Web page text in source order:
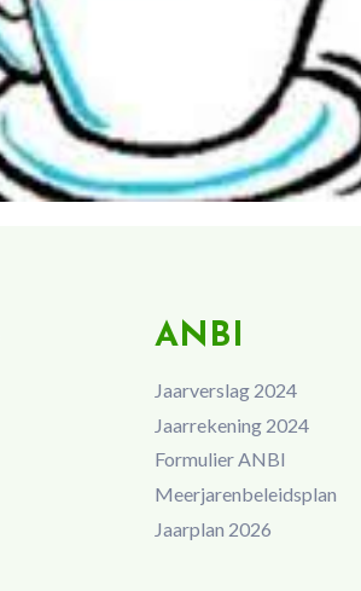
ANBI
Jaarverslag 2024
Jaarrekening 2024
Formulier ANBI
Meerjarenbeleidsplan
Jaarplan 2026